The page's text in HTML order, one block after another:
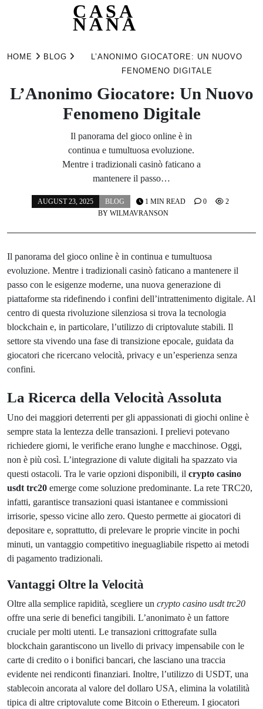
CASA
NANA
HOME BLOG
L’ANONIMO GIOCATORE: UN NUOVO
FENOMENO DIGITALE
L’Anonimo Giocatore: Un Nuovo
Fenomeno Digitale
Il panorama del gioco online è in
continua e tumultuosa evoluzione.
Mentre i tradizionali casinò faticano a
mantenere il passo…
AUGUST 23, 2025
BLOG
BY WILMAVRANSON
1 MIN READ 0 2
Il panorama del gioco online è in continua e tumultuosa
evoluzione. Mentre i tradizionali casinò faticano a mantenere il
passo con le esigenze moderne, una nuova generazione di
piattaforme sta ridefinendo i confini dell’intrattenimento digitale. Al
centro di questa rivoluzione silenziosa si trova la tecnologia
blockchain e, in particolare, l’utilizzo di criptovalute stabili. Il
settore sta vivendo una fase di transizione epocale, guidata da
giocatori che ricercano velocità, privacy e un’esperienza senza
confini.
La Ricerca della Velocità Assoluta
Uno dei maggiori deterrenti per gli appassionati di giochi online è
sempre stata la lentezza delle transazioni. I prelievi potevano
richiedere giorni, le verifiche erano lunghe e macchinose. Oggi,
non è più così. L’integrazione di valute digitali ha spazzato via
questi ostacoli. Tra le varie opzioni disponibili, il crypto casino
usdt trc20 emerge come soluzione predominante. La rete TRC20,
infatti, garantisce transazioni quasi istantanee e commissioni
irrisorie, spesso vicine allo zero. Questo permette ai giocatori di
depositare e, soprattutto, di prelevare le proprie vincite in pochi
minuti, un vantaggio competitivo ineguagliabile rispetto ai metodi
di pagamento tradizionali.
Vantaggi Oltre la Velocità
Oltre alla semplice rapidità, scegliere un crypto casino usdt trc20
offre una serie di benefici tangibili. L’anonimato è un fattore
cruciale per molti utenti. Le transazioni crittografate sulla
blockchain garantiscono un livello di privacy impensabile con le
carte di credito o i bonifici bancari, che lasciano una traccia
evidente nei rendiconti finanziari. Inoltre, l’utilizzo di USDT, una
stablecoin ancorata al valore del dollaro USA, elimina la volatilità
tipica di altre criptovalute come Bitcoin o Ethereum. I giocatori